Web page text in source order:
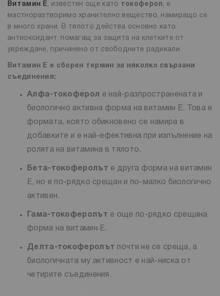
Витамин Е, известен още като токоферол , е
мастноразтворимо хранително вещество, намиращо се
в много храни. В тялото действа основно като
антиоксидант, помагащ за защита на клетките от
увреждане, причинено от свободните радикали.
Витамин Е е сборен термин за няколко свързани
съединения:
Алфа-токоферол
е най-разпространената и
биологично активна форма на витамин Е. Това е
формата, която обикновено се намира в
добавките и е най-ефективна при изпълнение на
ролята на витамина в тялото.
Бета-токоферолът е друга форма на витамин
Е, но е по-рядко срещан и по-малко биологично
активен.
Гама-токоферолът е още по-рядко срещана
форма на витамин Е.
Делта-токоферолът почти не се среща, а
биологичната му активност е най-ниска от
четирите съединения.